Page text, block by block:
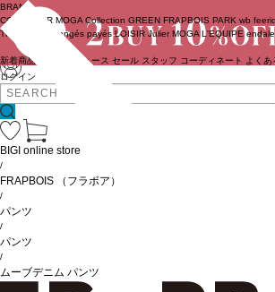
ログイン
BRAND
COUTURIER MOGA Collection GREEN FRAPBOIS PARK wb
TRISTESSE
congés payés LOISIR Julier MOGA L'EQUIPE
新着商品 ニュース セール スタッフ コーディネート よくあ
BIGI online store
/
FRAPBOIS （フラボア）
/
パンツ
/
パンツ
/
ムーブデニム パンツ